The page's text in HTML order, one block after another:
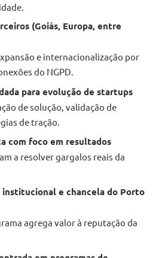
(Goiás, Europa, entre
e internacionalização por
do NGPD.
para evolução de startups
de solução, validação de
de tração.
com foco em resultados
a resolver gargalos reais da
institucional e chancela do Porto
agrega valor à reputação da